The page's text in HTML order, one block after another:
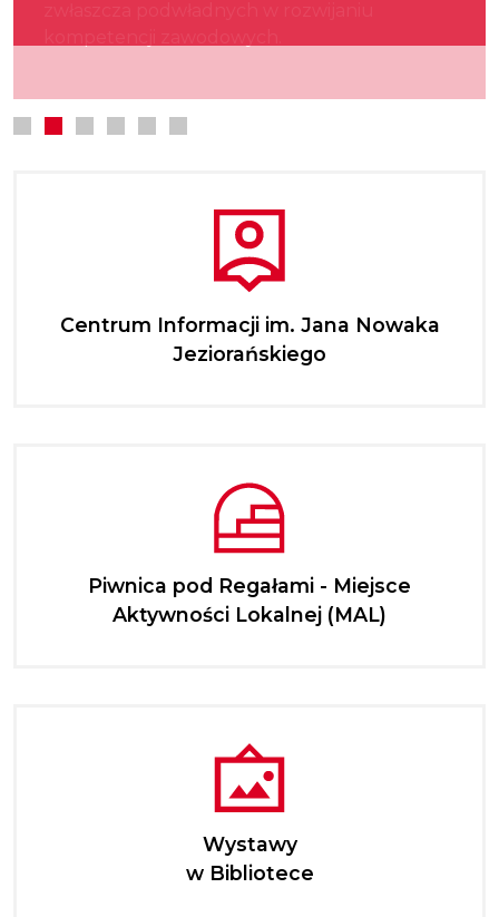
Centrum Informacji im. Jana Nowaka
Jeziorańskiego
Piwnica pod Regałami - Miejsce
Aktywności Lokalnej (MAL)
Wystawy
w Bibliotece